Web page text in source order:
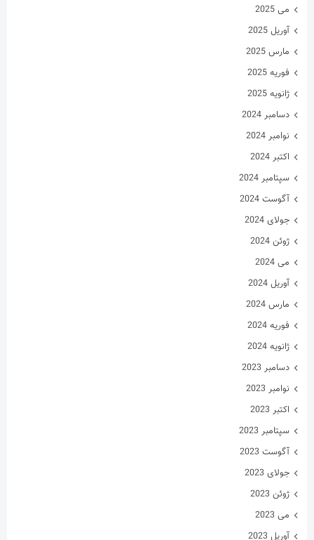
می 2025
آوریل 2025
مارس 2025
فوریه 2025
ژانویه 2025
دسامبر 2024
نوامبر 2024
اکتبر 2024
سپتامبر 2024
آگوست 2024
جولای 2024
ژوئن 2024
می 2024
آوریل 2024
مارس 2024
فوریه 2024
ژانویه 2024
دسامبر 2023
نوامبر 2023
اکتبر 2023
سپتامبر 2023
آگوست 2023
جولای 2023
ژوئن 2023
می 2023
آوریل 2023